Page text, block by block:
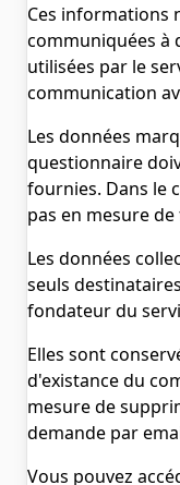
Ces informations
communiquées à
utilisées par le
communication
Les données
questionnaire
fournies. Dans le
pas en mesure
Les données
seuls
fondateur du
Elles sont
d'existance du
mesure de
demande par
Vous pouvez